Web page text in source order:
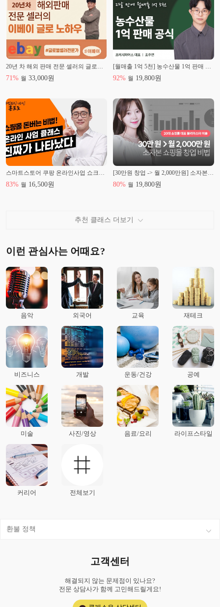
71% 월 33,000원 92% 월 19,800원
스마트스토어 쿠팡 온라인사업 쇼크트리로 월 천만원 이상 수익실현 [100%환불보장]
83% 월 16,500원
[30만원 창업 -> 월 2,000만원] 소자본 ABLY 쇼핑몰 창업 비법
80% 월 19,800원
추천 클래스 더보기
이런 관심사는 어때요?
음악 외국어 교육 재테크
비즈니스 개발 운동/건강 공예
미술 사진/영상 음료/요리 라이프스타일
커리어 전체보기
환불 정책
고객센터
해결되지 않는 문제점이 있나요?
전문 상담사가 함께 고민해드릴게요!